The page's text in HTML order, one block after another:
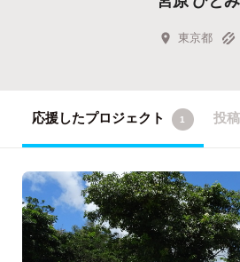
東京都
応援したプロジェクト 1 投